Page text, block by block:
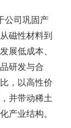
公司巩固产
磁性材料到
展低成本、
研发与合
，以高性价
并带动稀土
产业结构。